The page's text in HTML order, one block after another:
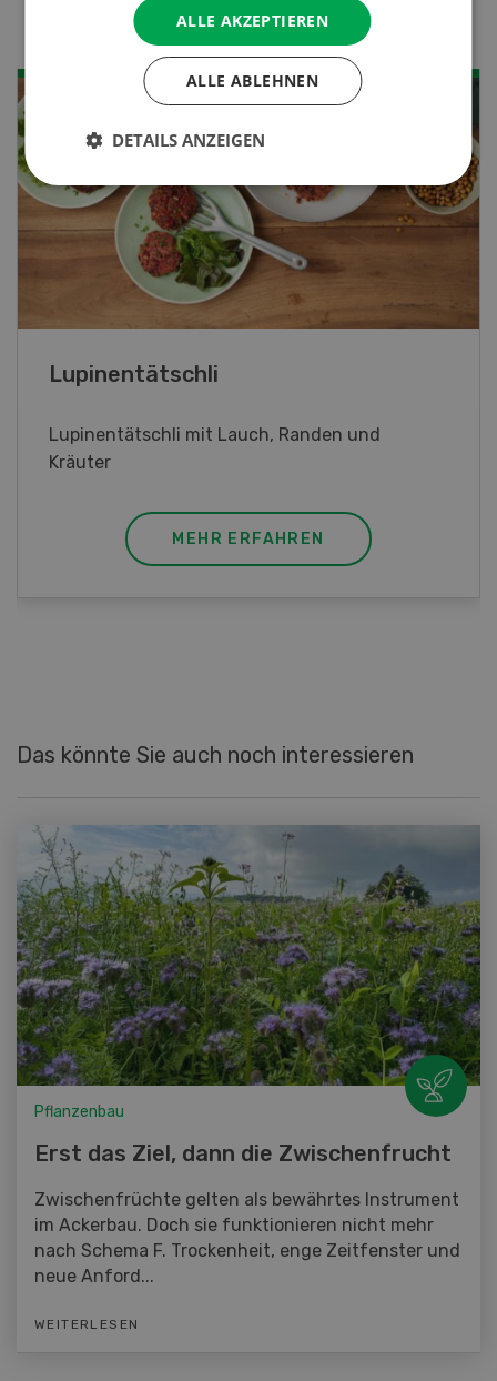
Frühlingsrollen
Frühlingsrollen mit Poulet
MEHR ERFAHREN
Das könnte Sie auch noch interessieren
Pflanzenbau
Erst das Ziel, dann die Zwischenfrucht
Zwischenfrüchte gelten als bewährtes Instrument
im Ackerbau. Doch sie funktionieren nicht mehr
nach Schema F. Trockenheit, enge Zeitfenster und
neue Anford...
WEITERLESEN
ALLE AKZEPTIEREN
ALLE ABLEHNEN
DETAILS ANZEIGEN